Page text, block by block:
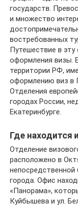
государств.
и множество
востребованных
Путешествие в эту
оформления визы.
территории РФ,
оформлению виз в
Отделения
городах России,
Екатеринбурге.
Где находится
Отделение
расположено в
непосредственной
города. Офис
«Панорама»,
Куйбышева и ул.